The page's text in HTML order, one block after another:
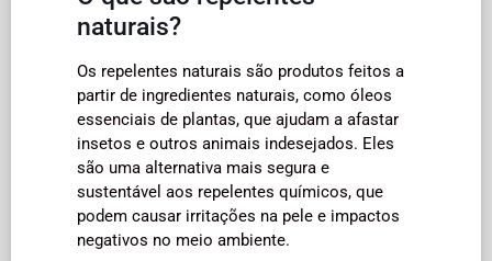
naturais?
Os repelentes naturais são produtos feitos a
partir de ingredientes naturais, como óleos
essenciais de plantas, que ajudam a afastar
insetos e outros animais indesejados. Eles
são uma alternativa mais segura e
sustentável aos repelentes químicos, que
podem causar irritações na pele e impactos
negativos no meio ambiente.